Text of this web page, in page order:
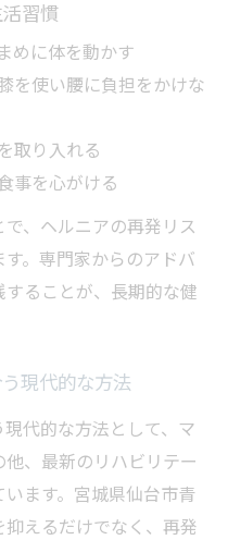
習慣
めに体を動かす
を使い腰に負担をかけな
取り入れる
事を心がける
、ヘルニアの再発リス
。専門家からのアドバ
ることが、長期的な健
現代的な方法
代的な方法として、マ
、最新のリハビリテー
ます。宮城県仙台市青
えるだけでなく、再発